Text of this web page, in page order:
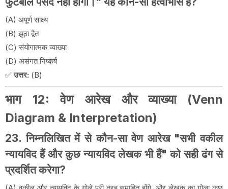
(A) अपूर्ण साक्ष्य
(B) झूठा द्वैत
(C) संयोगात्मक व्याख्या
(D) असंगत निष्कर्ष
✅उत्तर: (B)
भाग 12: वेण आरेख और व्याख्या (Venn
Diagram & Interpretation)
23. निम्नलिखित में से कौन-सा वेण आरेख "सभी वकील
न्यायविद हैं और कुछ न्यायविद लेखक भी हैं" को सही ढंग से
प्रदर्शित करेगा?